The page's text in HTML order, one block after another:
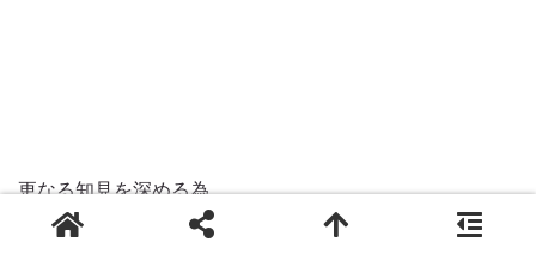
更なる知見を深める為
11月3日〜6日迄